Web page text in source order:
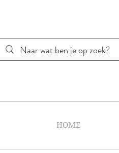
HOME